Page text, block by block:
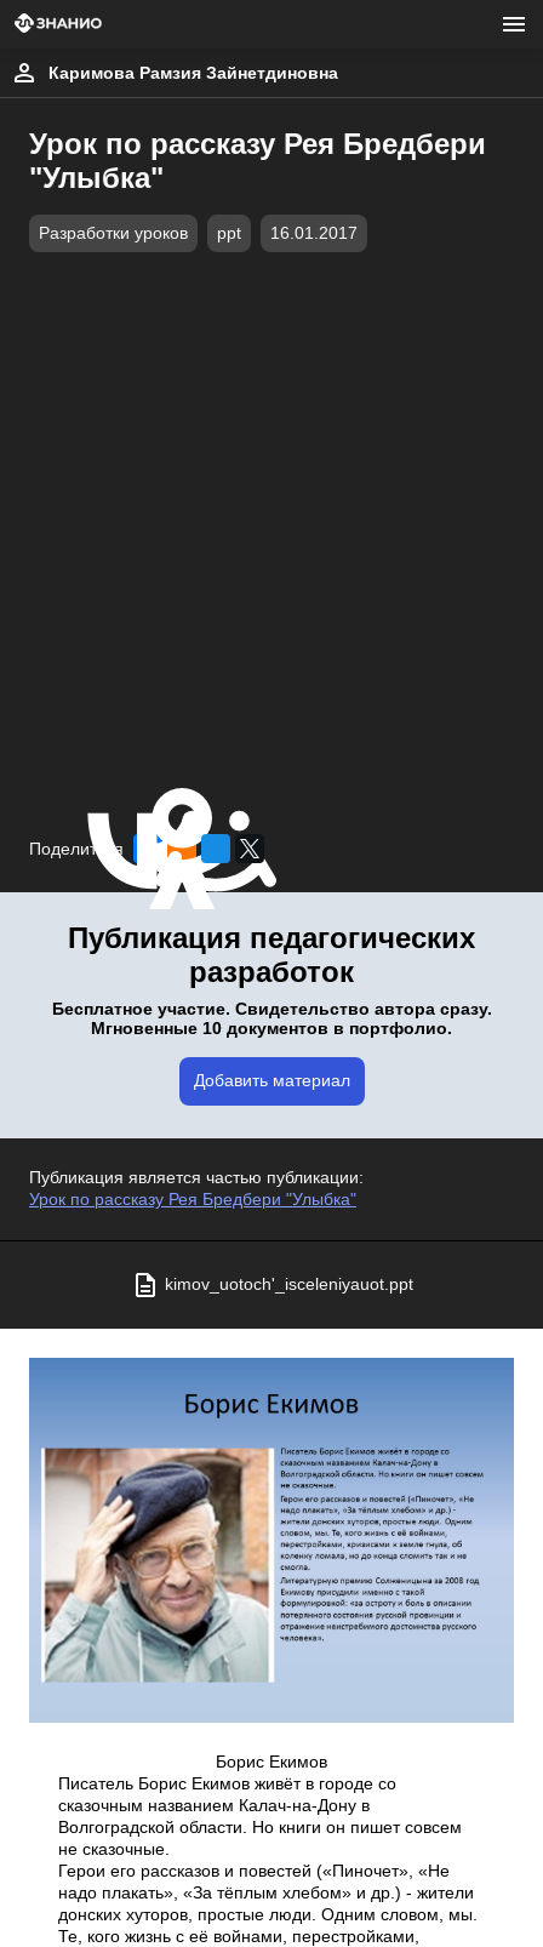
Каримова Рамзия Зайнетдиновна
Урок по рассказу Рея Бредбери
"Улыбка"
Разработки уроков ppt 16.01.2017
Поделиться
Публикация педагогических
разработок
Бесплатное участие. Свидетельство автора сразу.
Мгновенные 10 документов в портфолио.
Добавить материал
Публикация является частью публикации:
Урок по рассказу Рея Бредбери "Улыбка"
kimov_uotoch'_isceleniyauot.ppt
Борис Екимов
Писатель Борис Екимов живёт в городе со
сказочным названием Калач-на-Дону в
Волгоградской области. Но книги он пишет совсем
не сказочные.
Герои его рассказов и повестей («Пиночет», «Не
надо плакать», «За тёплым хлебом» и др.) - жители
донских хуторов, простые люди. Одним словом, мы.
Те, кого жизнь с её войнами, перестройками,